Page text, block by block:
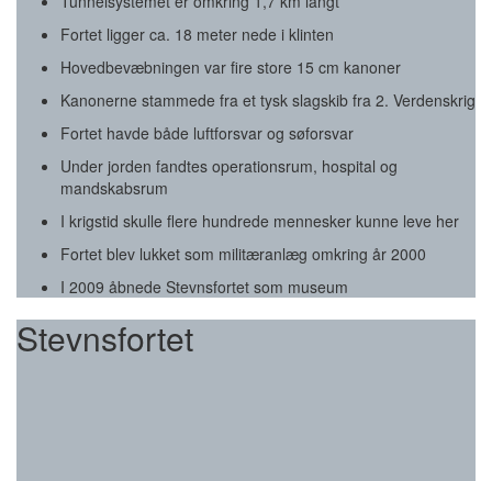
Fortet ligger ca. 18 meter nede i klinten
Hovedbevæbningen var fire store 15 cm kanoner
Kanonerne stammede fra et tysk slagskib fra 2. Verdenskrig
Fortet havde både luftforsvar og søforsvar
Under jorden fandtes operationsrum, hospital og
mandskabsrum
I krigstid skulle flere hundrede mennesker kunne leve her
Fortet blev lukket som militæranlæg omkring år 2000
I 2009 åbnede Stevnsfortet som museum
Stevnsfortet